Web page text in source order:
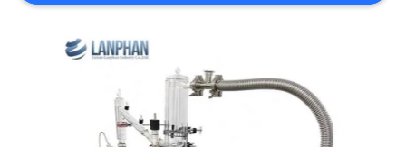
CONTACTE-